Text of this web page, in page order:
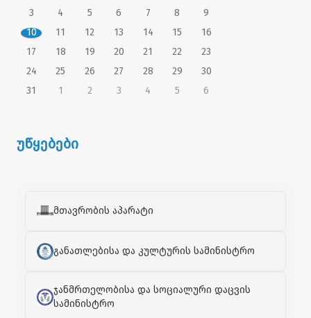
3
4 5 6 7 8
9
10
11 12 13 14 15
16
17
18 19 20 21 22
23
24
25 26 27 28 29
30
31
1 2 3 4 5 6
უწყებები
მთავრობის აპარატი
განათლებისა და კულტურის სამინისტრო
ჯანმრთელობისა და სოციალური დაცვის
სამინისტრო